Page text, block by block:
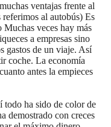
ventajas frente al
al autobús) Es
Muchas veces hay más
a empresas sino
gastos de un viaje. Así
coche. La economía
antes la empieces
todo ha sido de color de
demostrado con creces